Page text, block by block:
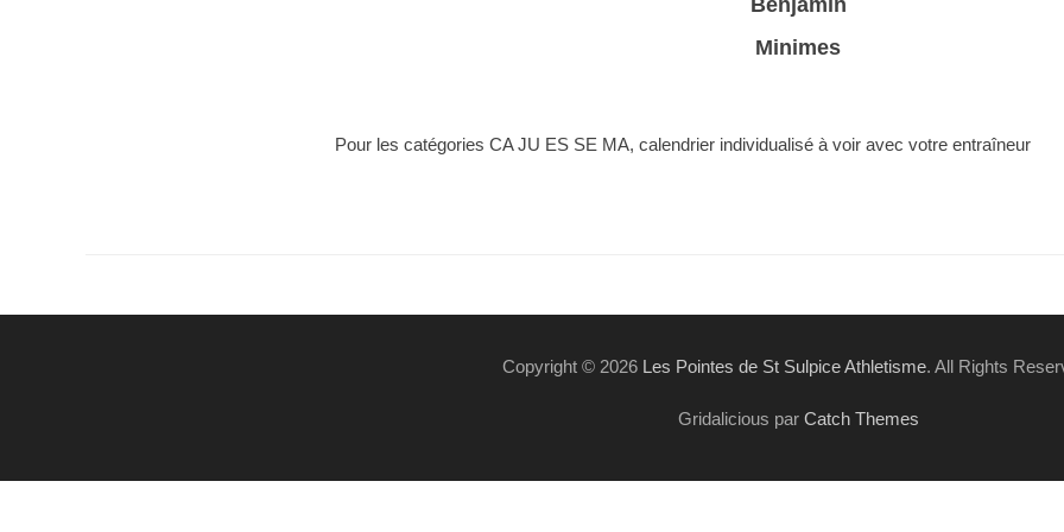
Benjamin
Minimes
Pour les catégories CA JU ES SE MA, calendrier individualisé à voir avec votre entraîneur
Copyright © 2026 Les Pointes de St Sulpice Athletisme. All Rights
Gridalicious par Catch Themes